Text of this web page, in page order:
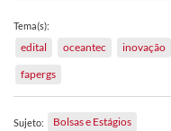
Tema(s):
edital oceantec inovação
fapergs
Sujeto: Bolsas e Estágios